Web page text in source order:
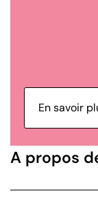
En savoir
A propos